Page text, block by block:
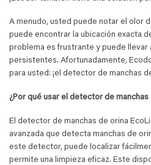
A menudo, usted puede notar el olor
puede encontrar la ubicación exacta
problema es frustrante y puede llevar
persistentes. Afortunadamente,
para usted: ¡el detector de manchas
¿Por qué usar el detector de
El detector de manchas de orina
avanzada que detecta manchas de
este detector, puede localizar
permite una limpieza eficaz. Este